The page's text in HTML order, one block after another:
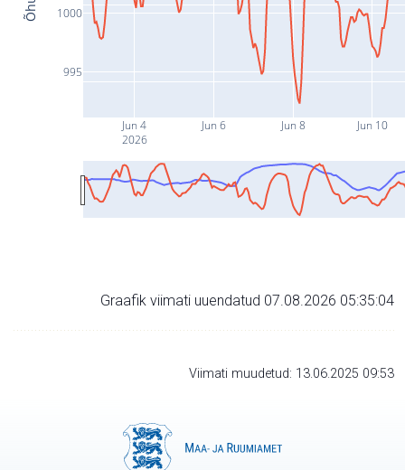
Jun 4
2026
Jun 6 Jun 8 Jun 10
995
1000
Graafik viimati uuendatud 07.08.2026 05:35:04
Viimati muudetud: 13.06.2025 09:53